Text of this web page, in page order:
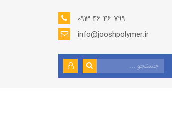
0913 46 46 799
info@jooshpolymer.ir